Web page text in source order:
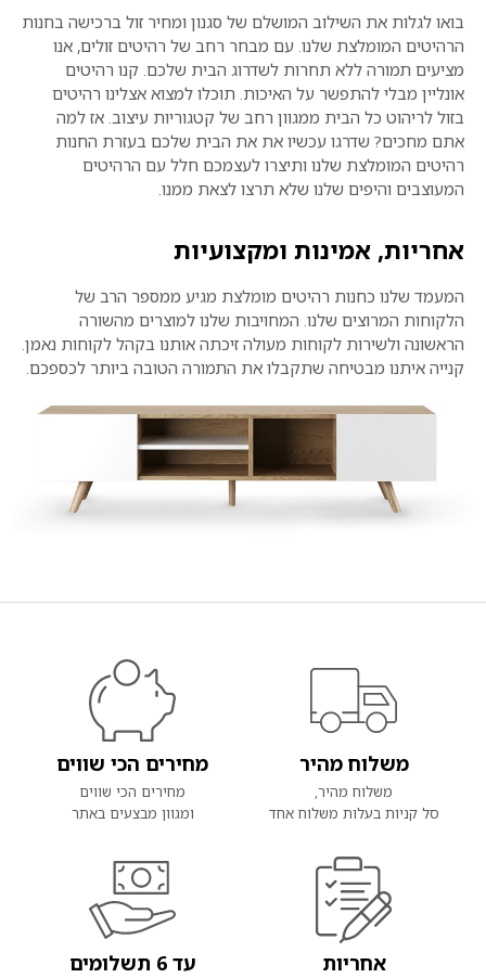
בואו לגלות את השילוב המושלם של סגנון ומחיר זול ברכישה בחנות
הרהיטים המומלצת שלנו. עם מבחר רחב של רהיטים זולים, אנו
מציעים תמורה ללא תחרות לשדרוג הבית שלכם. קנו רהיטים
אונליין מבלי להתפשר על האיכות. תוכלו למצוא אצלינו רהיטים
בזול לריהוט כל הבית ממגוון רחב של קטגוריות עיצוב. אז למה
אתם מחכים? שדרגו עכשיו את את הבית שלכם בעזרת החנות
רהיטים המומלצת שלנו ותיצרו לעצמכם חלל עם הרהיטים
המעוצבים והיפים שלנו שלא תרצו לצאת ממנו.
אחריות, אמינות ומקצועיות
המעמד שלנו כחנות רהיטים מומלצת מגיע ממספר הרב של
הלקוחות המרוצים שלנו. המחויבות שלנו למוצרים מהשורה
הראשונה ולשירות לקוחות מעולה זיכתה אותנו בקהל לקוחות נאמן.
קנייה איתנו מבטיחה שתקבלו את התמורה הטובה ביותר לכספכם.
משלוח מהיר
משלוח מהיר,
סל קניות בעלות משלוח אחד
מחירים הכי שווים
מחירים הכי שווים
ומגוון מבצעים באתר
אחריות עד 6 תשלומים